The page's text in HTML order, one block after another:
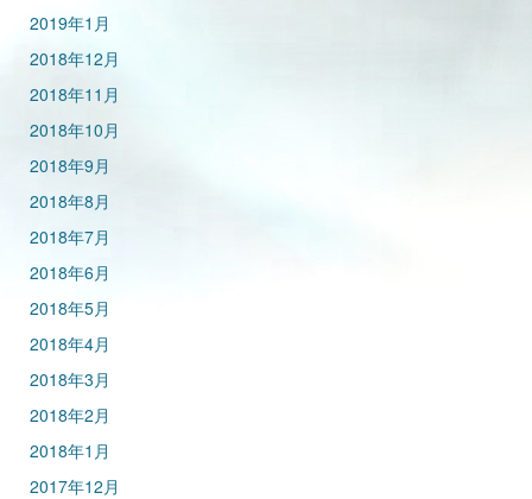
2019年1月
2018年12月
2018年11月
2018年10月
2018年9月
2018年8月
2018年7月
2018年6月
2018年5月
2018年4月
2018年3月
2018年2月
2018年1月
2017年12月